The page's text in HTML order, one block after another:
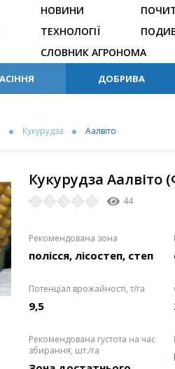
НОВИНИ
ТЕХНОЛОГІЇ
СЛОВНИК АГРОНОМА
ДОБРИВА
Кукурудза Аалвіто
Кукурудза Аалвіто
44
Рекомендована зона
полісся, лісостеп, степ
Потенціал врожайності, т/га
9,5
Рекомендована густота на час
збирання, шт./га